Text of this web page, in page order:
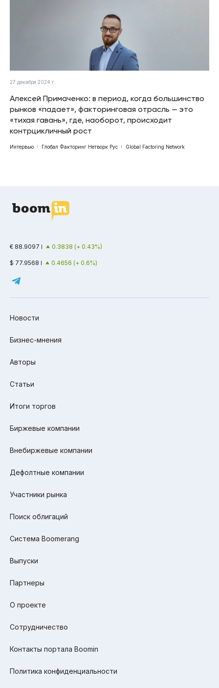
27 декабря 2024 г.
Алексей Примаченко: в период, когда большинство
рынков «падает», факторинговая отрасль — это
«тихая гавань», где, наоборот, происходит
контрцикличный рост
Интервью Глобал Факторинг Нетворк Рус Global Factoring Network
€ 88.9097 0.3838 (+ 0.43%)
$ 77.9568 0.4656 (+ 0.6%)
Новости
Бизнес-мнения
Авторы
Статьи
Итоги торгов
Биржевые компании
Внебиржевые компании
Дефолтные компании
Участники рынка
Поиск облигаций
Система Boomerang
Выпуски
Партнеры
О проекте
Сотрудничество
Контакты портала Boomin
Политика конфиденциальности